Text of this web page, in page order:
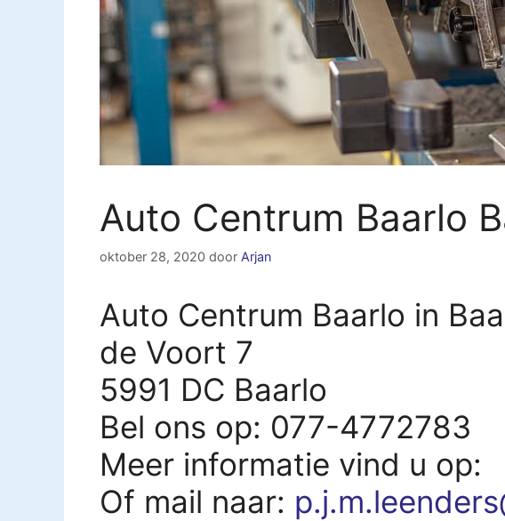
Auto Centrum Baarlo
oktober 28, 2020 door Arjan
Auto Centrum Baarlo in
de Voort 7
5991 DC Baarlo
Bel ons op: 077-4772783
Meer informatie vind u op:
Of mail naar: